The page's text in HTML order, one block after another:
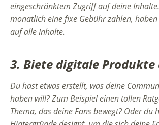
eingeschränktem Zugriff auf deine
monatlich eine fixe Gebühr zahlen,
auf alle Inhalte.
3. Biete digitale Produkte
Du hast etwas erstellt, was deine
haben will? Zum Beispiel einen tollen
Thema, das deine Fans bewegt? Oder du